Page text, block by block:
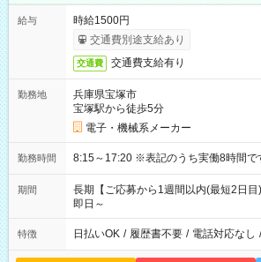
給与
時給1500円
交通費別途支給あり
交通費 交通費支給有り
勤務地
兵庫県宝塚市
宝塚駅から徒歩5分
電子・機械系メーカー
勤務時間 8:15～17:20 ※表記のうち実働8時間で
期間
長期【ご応募から1週間以内(最短2日目
即日～
特徴 日払いOK / 履歴書不要 / 電話対応なし /